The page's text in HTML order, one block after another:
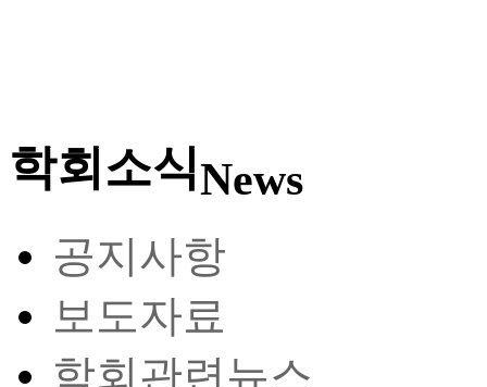
학회소식News
공지사항
보도자료
학회관련뉴스